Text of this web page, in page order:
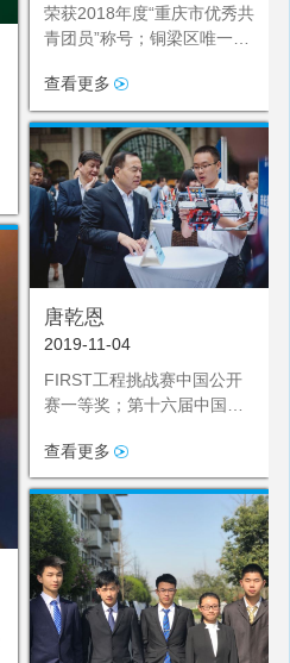
荣获2018年度“重庆市优秀共
青团员”称号；铜梁区唯一评
查看更多
唐乾恩
2019-11-04
FIRST工程挑战赛中国公开
赛一等奖；第十六届中国青
FLL一等奖；重庆市人民政
府颁发的“第十一届重庆市青
少年科技创新市长奖”
查看更多